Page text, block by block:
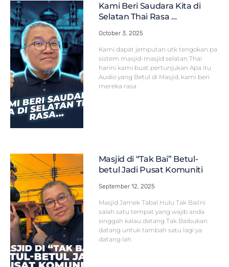
Kami Beri Saudara Kita di
Selatan Thai Rasa …
October 3, 2025
Kami dapat jemputan utk tengokan pa
sistem masjid-masjid selatan Thai
harini kami buat pertunjukan Apa itu
Audio yang Betul di Masjid, kami beri
mereka rasa
Masjid di “Tak Bai” Betul-
betul Jadi Pusat Komuniti
September 12, 2025
Masjid Jamek Tabal Hulu Tak BaiIni
salah satu tempat yang wajib anda
singgah kalau datang Tak Baibukan
datang untuk tambah satu lagi ya
datang lah